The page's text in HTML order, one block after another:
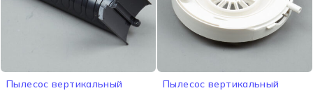
Пылесос вертикальный
Пылесос вертикальный